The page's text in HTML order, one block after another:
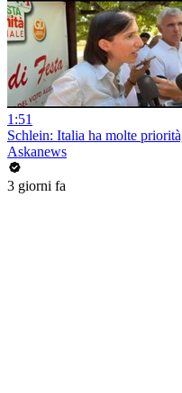
1:51
Schlein: Italia ha molte
Askanews
3 giorni fa